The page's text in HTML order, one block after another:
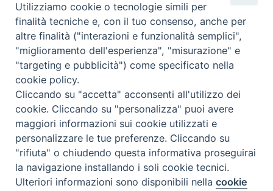
Tel. 0972238604
PEC ufficiale della Diocesi:
diocesi.melfi_rapolla_venosa@legalmail.it
Preferenze Cookie
Utilizziamo cookie o tecnologie simili per
finalità tecniche e, con il tuo consenso, anche per
altre finalità ("interazioni e funzionalità semplici",
"miglioramento dell'esperienza", "misurazione" e
"targeting e pubblicità") come specificato nella
cookie policy.
Cliccando su "accetta" acconsenti all'utilizzo dei
cookie. Cliccando su "personalizza" puoi avere
maggiori informazioni sui cookie utilizzati e
personalizzare le tue preferenze. Cliccando su
"rifiuta" o chiudendo questa informativa proseguirai
la navigazione installando i soli cookie tecnici.
Ulteriori informazioni sono disponibili nellacookie